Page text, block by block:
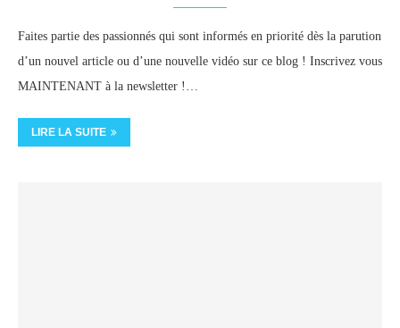
Faites partie des passionnés qui sont informés en priorité dès la parution
d’un nouvel article ou d’une nouvelle vidéo sur ce blog ! Inscrivez vous
MAINTENANT à la newsletter !…
LIRE LA SUITE